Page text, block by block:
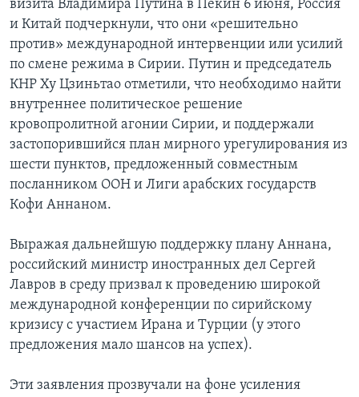
визита Владимира Путина в Пекин 6 июня, Россия
и Китай подчеркнули, что они «решительно
против» международной интервенции или усилий
по смене режима в Сирии. Путин и председатель
КНР Ху Цзиньтао отметили, что необходимо найти
внутреннее политическое решение
кровопролитной агонии Сирии, и поддержали
застопорившийся план мирного урегулирования из
шести пунктов, предложенный совместным
посланником ООН и Лиги арабских государств
Кофи Аннаном.
Выражая дальнейшую поддержку плану Аннана,
российский министр иностранных дел Сергей
Лавров в среду призвал к проведению широкой
международной конференции по сирийскому
кризису с участием Ирана и Турции (у этого
предложения мало шансов на успех).
Эти заявления прозвучали на фоне усиления